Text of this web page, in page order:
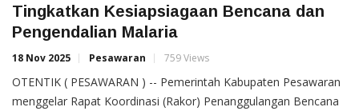
Tingkatkan Kesiapsiagaan Bencana dan
Pengendalian Malaria
18 Nov 2025 Pesawaran 759 Views
OTENTIK ( PESAWARAN ) -- Pemerintah Kabupaten Pesawaran
menggelar Rapat Koordinasi (Rakor) Penanggulangan Bencana